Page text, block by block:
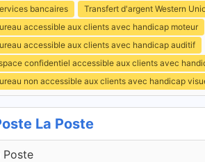
bancaires
Transfert d'argent Western
accessible aux clients avec handicap moteur
accessible aux clients avec handicap auditif
confidentiel accessible aux clients avec
non accessible aux clients avec handicap
La Poste
Poste